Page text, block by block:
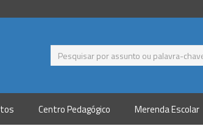
Centro Pedagógico Merenda Escolar